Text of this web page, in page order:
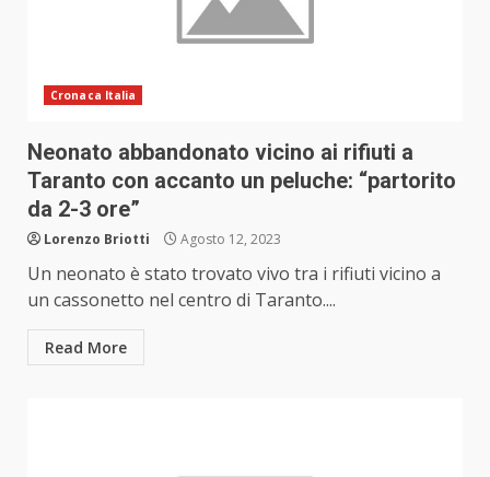
Cronaca Italia
Neonato abbandonato vicino ai rifiuti a
Taranto con accanto un peluche: “partorito
da 2-3 ore”
Lorenzo Briotti Agosto 12, 2023
Un neonato è stato trovato vivo tra i rifiuti vicino a
un cassonetto nel centro di Taranto....
Read More